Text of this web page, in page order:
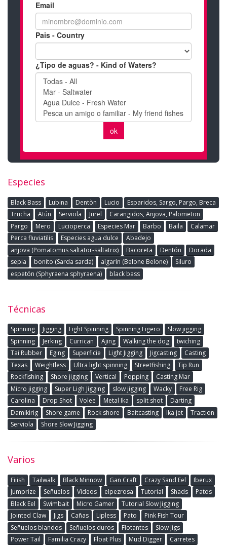
Especies
Black Bass Lubina Dentòn Lucio
Esparidos, Sargo, Pargo, Breca
Trucha
Atún Serviola Jurel
Carangidos, Anjova, Palometon
Pargo
Mero Lucioperca Especies Mar Barbo Baila
Calamar
Perca fluviatilis
Especies agua dulce
Abadejo
anjova (Pomatomus saltator-saltatrix)
Bacoreta Dentón
Dorada
sepia
bonito (Sarda sarda) algarín (Belone Belone)
Siluro
espetón (Sphyraena sphyraena)
black bass
Técnicas
Spinning Jigging Light Spinning Spinning Ligero
Slow jigging
Spinning
Jerking Currican Ajing Walking the dog
twiching
Tai Rubber
Eging Superficie Light Jigging Jigcasting
Casting
Texas
Weightless Ultra light spinning Streetfishing
Tip Run
Rockfishing
Shore jigging Vertical Popping
Casting Mar
Micro jigging
Super Ligh Jigging slow jigging Wacky
Free Rig
Carolina
Drop Shot Volee Metal Ika split shot
Darting
Damikirig
Shore game Rock shore Baitcasting Ika jet
Traction
Serviola
Shore Slow Jigging
Varios
Fiiish Tailwalk Black Minnow Gan Craft Crazy Sand Eel
Iberux
Jumprize
Señuelos Videos elpezrosa Tutorial Shads
Patos
Black Eel
Swimbait Micro Gamer
Tutorial Slow Jigging
Jointed Claw
Jigs Cañas Lipless Pato
Pink Fish Tour
Señuelos blandos
Señuelos duros Flotantes
Slow Jigs
Power Tail
Familia Crazy Float Plus Mud Digger
Carretes